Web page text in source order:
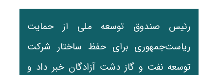
رئیس صندوق توسعه ملی از حمایت
ریاست‌جمهوری برای حفظ ساختار شرکت
توسعه نفت و گاز دشت آزادگان خبر داد و